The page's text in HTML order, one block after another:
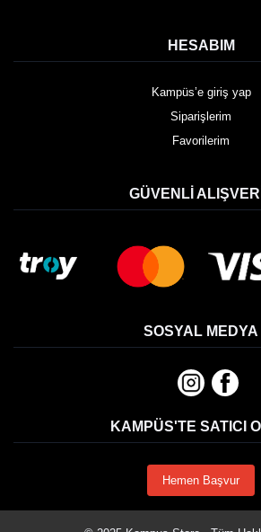
HESABIM
Kampüs’e giriş yap
Siparişlerim
Favorilerim
GÜVENLI
SOSYAL MEDYA
KAMPÜS'TE SATICI
Hemen Başvur